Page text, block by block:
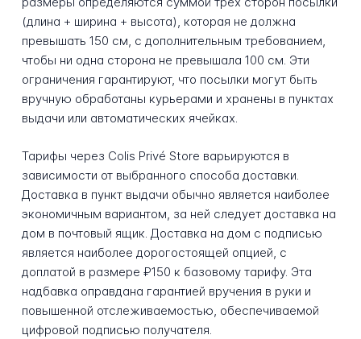
(длина + ширина + высота), которая не должна
превышать 150 см, с дополнительным требованием,
чтобы ни одна сторона не превышала 100 см. Эти
ограничения гарантируют, что посылки могут быть
вручную обработаны курьерами и хранены в пунктах
выдачи или автоматических ячейках.
Тарифы через Colis Privé Store варьируются в
зависимости от выбранного способа доставки.
Доставка в пункт выдачи обычно является наиболее
экономичным вариантом, за ней следует доставка на
дом в почтовый ящик. Доставка на дом с подписью
является наиболее дорогостоящей опцией, с
доплатой в размере ₽150 к базовому тарифу. Эта
надбавка оправдана гарантией вручения в руки и
повышенной отслеживаемостью, обеспечиваемой
цифровой подписью получателя.